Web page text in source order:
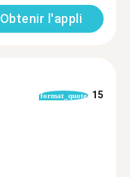
Obtenir l'appli
format_quote 15